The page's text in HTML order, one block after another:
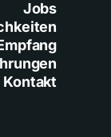
Jobs
Kontakt